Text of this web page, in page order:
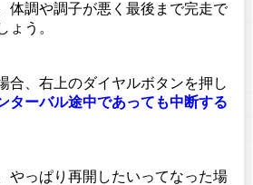
体調や調子が悪く最後まで完走で
ょう。
合、右上のダイヤルボタンを押し
ターバル途中であっても中断する
やっぱり再開したいってなった場